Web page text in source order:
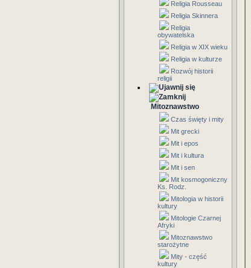
Religia Rousseau
Religia Skinnera
Religia
obywatelska
Religia w XIX wieku
Religia w kulturze
Rozwój historii
religii
Mitoznawstwo
Czas święty i mity
Mit grecki
Mit i epos
Mit i kultura
Mit i sen
Mit kosmogoniczny
Ks. Rodz.
Mitologia w historii
kultury
Mitologie Czarnej
Afryki
Mitoznawstwo
starożytne
Mity - część
kultury